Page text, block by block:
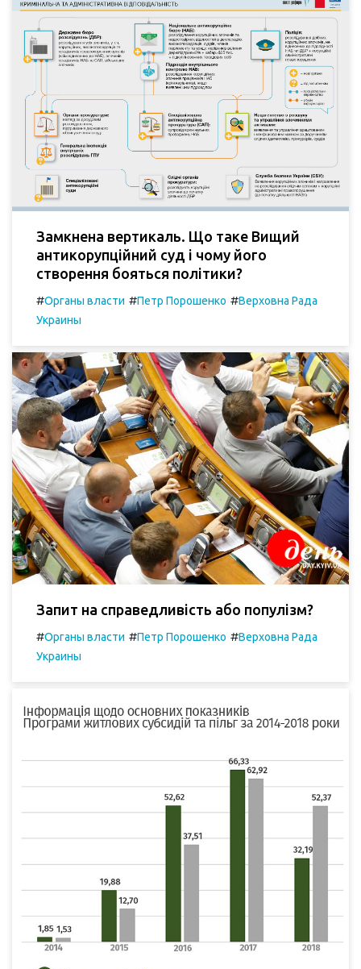
Замкнена вертикаль. Що таке Вищий
антикорупційний суд і чому його
створення бояться політики?
#Органы власти #Петр Порошенко #Верховна Рада
Украины
Запит на справедливість або популізм?
#Органы власти #Петр Порошенко #Верховна Рада
Украины